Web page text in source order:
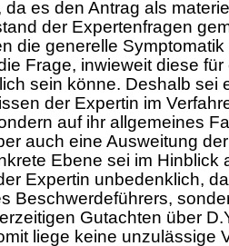
da es den Antrag als
der Expertenfragen
die generelle
Frage, inwieweit diese
sein könne. Deshalb sei
der Expertin im
auf ihr allgemeines
auch eine Ausweitung
Ebene sei im Hinblick
Expertin unbedenklich,
Beschwerdeführers,
Gutachten über
liege keine unzulässige